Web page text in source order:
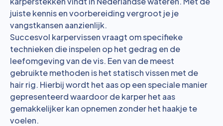
juiste kennis en voorbereiding vergroot je je
vangstkansen aanzienlijk.
Succesvol karpervissen vraagt om specifieke
technieken die inspelen op het gedrag en de
leefomgeving van de vis. Een van de meest
gebruikte methoden is het statisch vissen met de
hair rig. Hierbij wordt het aas op een speciale manier
gepresenteerd waardoor de karper het aas
gemakkelijker kan opnemen zonder het haakje te
voelen.